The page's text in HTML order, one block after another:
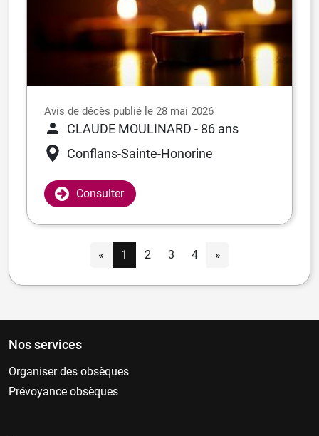
Avis de décès publié le 28 mai 2026
CLAUDE MOULINARD - 86 ans
Conflans-Sainte-Honorine
Consulter
« 1 2 3 4 »
Nos services
Organiser des obsèques
Prévoyance obsèques